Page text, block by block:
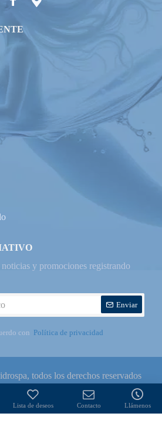
y promociones registrando
Enviar
con Política de privacidad
todos los derechos reservados
Lista de deseos Contacto Llámenos